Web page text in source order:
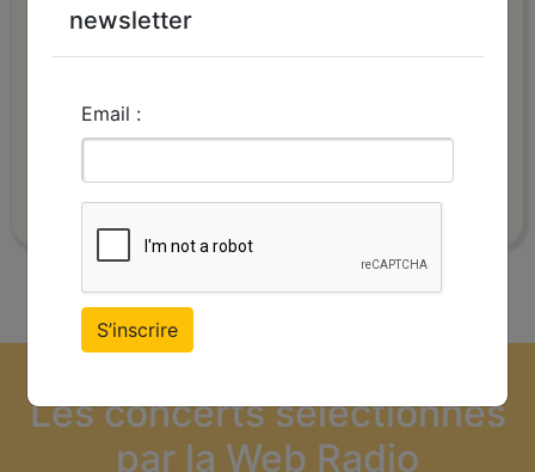
_______
Les concerts sélectionnés
par la Web Radio
newsletter
Email :
S’inscrire